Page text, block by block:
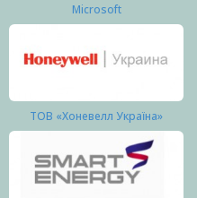
Microsoft
ТОВ «Хоневелл Україна»